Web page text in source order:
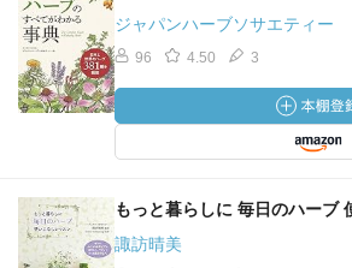
ジャパンハーブソサエティー
96 4.50 3
もっと暮らしに 毎日のハーブ
諏訪晴美